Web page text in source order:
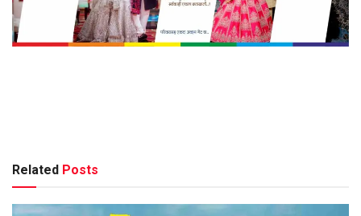
Related Posts